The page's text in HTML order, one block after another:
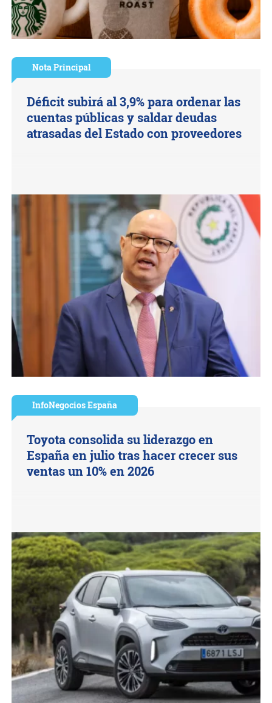
Nota Principal
Déficit subirá al 3,9% para ordenar las
cuentas públicas y saldar deudas
atrasadas del Estado con proveedores
InfoNegocios España
Toyota consolida su liderazgo en
España en julio tras hacer crecer sus
ventas un 10% en 2026